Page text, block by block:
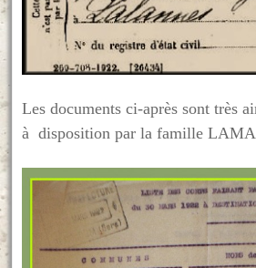
Les documents ci-après sont très
à disposition par la famille